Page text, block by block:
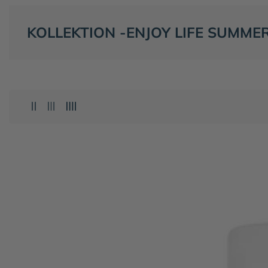
KATEGORIE:
KOLLEKTION -ENJOY LIFE